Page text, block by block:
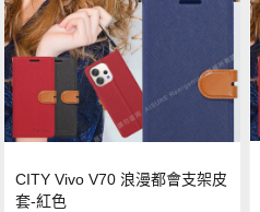
CITY Vivo V70 浪漫都會支架皮
套-紅色